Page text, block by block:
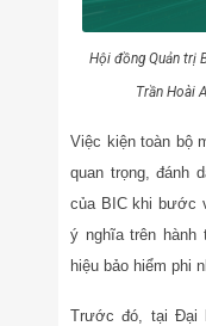
Hội đồng Quản trị
Trần Hoài
Việc kiện toàn bộ
quan trọng, đánh
của BIC khi bước
ý nghĩa trên hành
hiệu bảo hiểm phi
Trước đó, tại Đại